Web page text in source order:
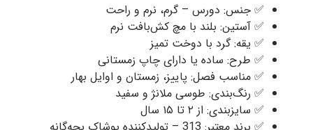
✅ جنس: دورس – گرم، نرم و راحت
✅ آستین: بلند با مچ کش‌بافت نرم
✅ یقه: گرد با دوخت تمیز
✅ طرح: ساده یا دارای چاپ زمستانی
✅ مناسب فصل: پاییز، زمستان و اوایل بهار
✅ رنگ‌بندی: طوسی ملانژ و سفید
✅ سایزبندی: از ۲ تا ۱۵ سال